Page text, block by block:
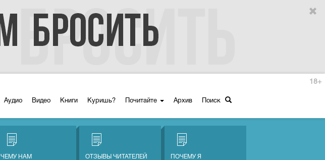
Аудио Видео Книги Куришь? Почитайте Архив Поиск
18+
ЧЕМУ НАМ
ОТЗЫВЫ ЧИТАТЕЛЕЙ
ПОЧЕМУ Я